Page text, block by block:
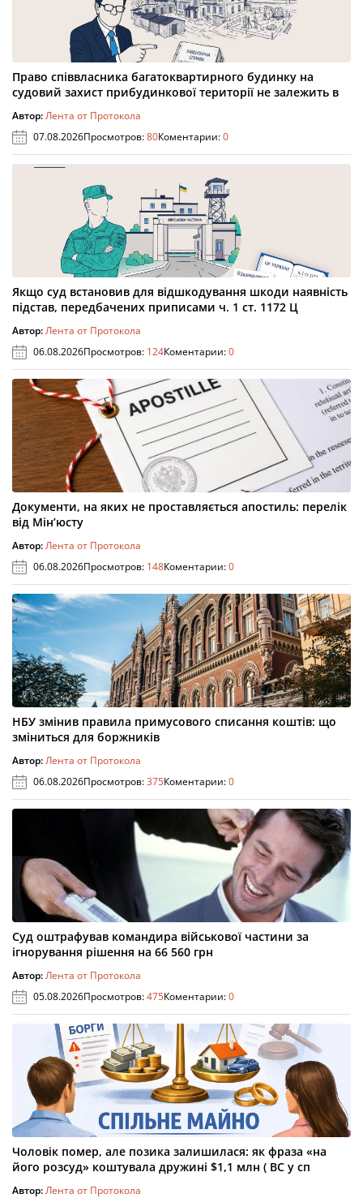
Право співвласника багатоквартирного будинку на
судовий захист прибудинкової території не залежить в
Автор:Лента от Протокола
07.08.2026Просмотров:80Коментарии:0
Якщо суд встановив для відшкодування шкоди наявність
підстав, передбачених приписами ч. 1 ст. 1172 Ц
Автор:Лента от Протокола
06.08.2026Просмотров: 124Коментарии:0
Документи, на яких не проставляється апостиль: перелік
від Мін’юсту
Автор:Лента от Протокола
06.08.2026Просмотров: 148Коментарии:0
НБУ змінив правила примусового списання коштів: що
зміниться для боржників
Автор:Лента от Протокола
06.08.2026Просмотров:375Коментарии:0
Суд оштрафував командира військової частини за
ігнорування рішення на 66 560 грн
Автор:Лента от Протокола
05.08.2026Просмотров:475Коментарии:0
Чоловік помер, але позика залишилася: як фраза «на
його розсуд» коштувала дружині $1,1 млн ( ВС у сп
Автор:Лента от Протокола